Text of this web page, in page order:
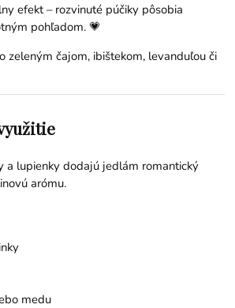
efekt – rozvinuté púčiky pôsobia
pohľadom. 💗
zeleným čajom, ibištekom, levanduľou či
a lupienky dodajú jedlám romantický
arómu.
medu